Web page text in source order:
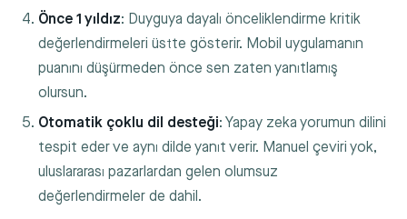
Önce 1 yıldız: Duyguya dayalı önceliklendirme kritik
değerlendirmeleri üstte gösterir. Mobil uygulamanın
puanını düşürmeden önce sen zaten yanıtlamış
olursun.
Otomatik çoklu dil desteği: Yapay zeka yorumun dilini
tespit eder ve aynı dilde yanıt verir. Manuel çeviri yok,
uluslararası pazarlardan gelen olumsuz
değerlendirmeler de dahil.